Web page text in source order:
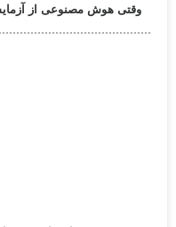
وقتی هوش مصنوعی از